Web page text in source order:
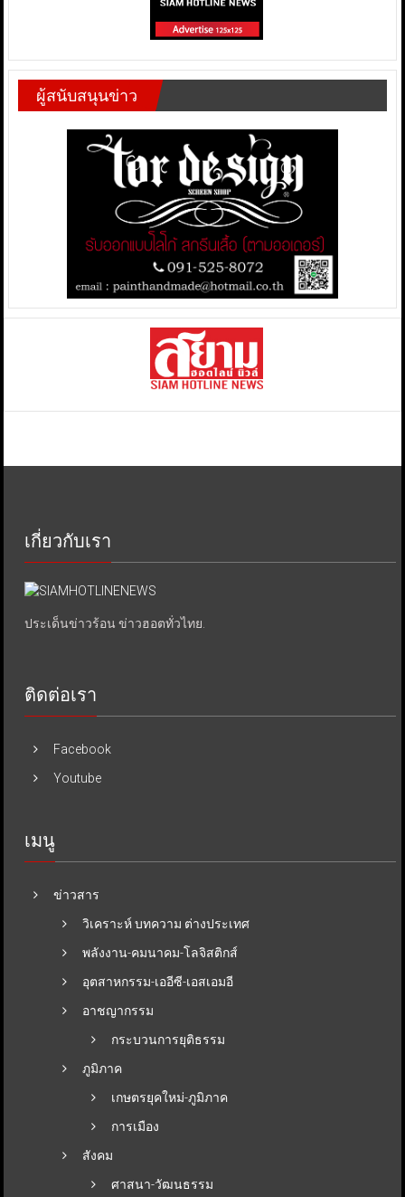
ผู้สนับสนุนข่าว
เกี่ยวกับเรา
ประเด็นข่าวร้อน ข่าวฮอตทั่วไทย.
ติดต่อเรา
Facebook
Youtube
เมนู
ข่าวสาร
วิเคราะห์ บทความ ต่างประเทศ
พลังงาน-คมนาคม-โลจิสติกส์
อุตสาหกรรม-เออีซี-เอสเอมอี
อาชญากรรม
กระบวนการยุติธรรม
ภูมิภาค
เกษตรยุคใหม่-ภูมิภาค
การเมือง
สังคม
ศาสนา-วัฒนธรรม